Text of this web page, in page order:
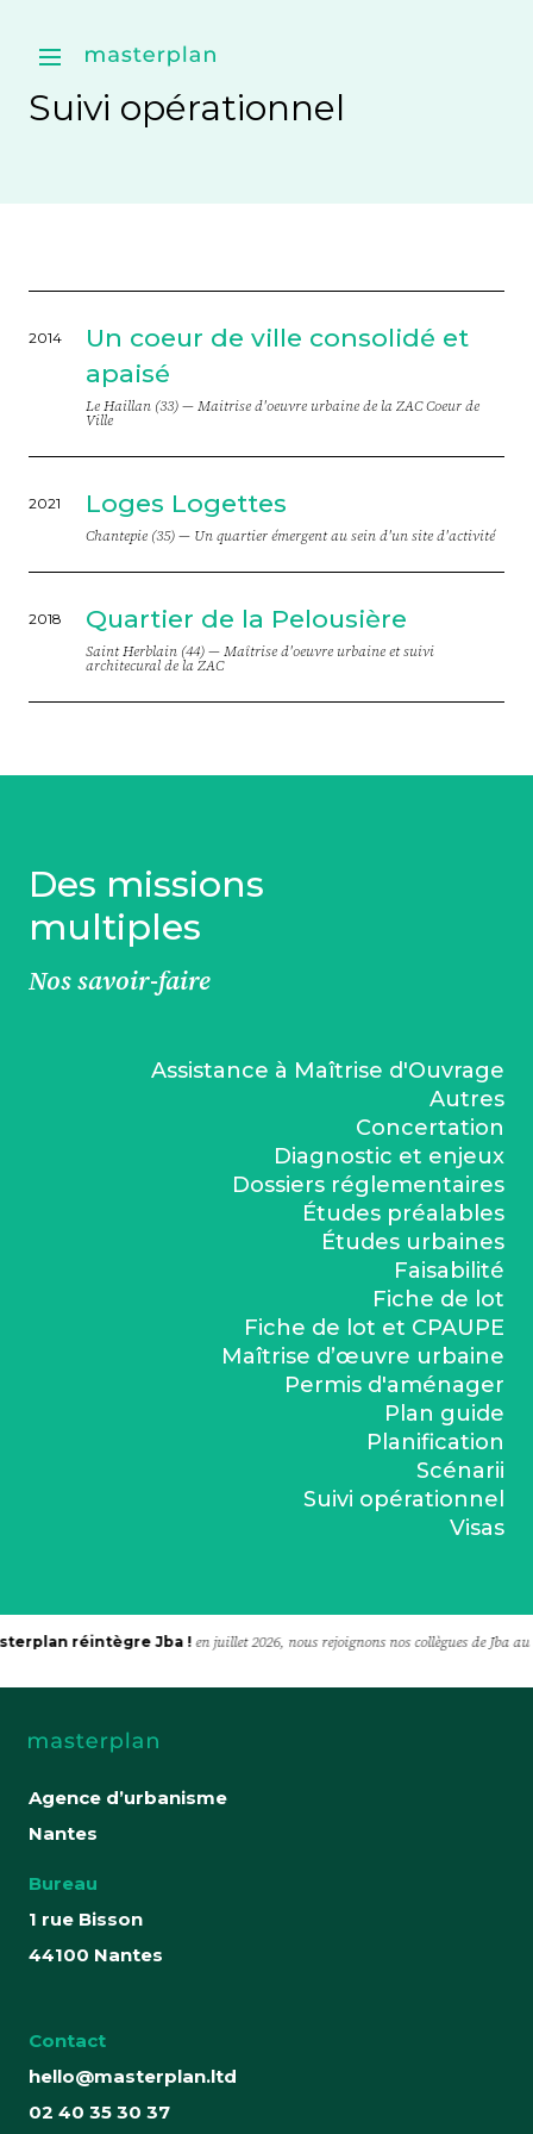
Suivi opérationnel
2014
Un coeur de ville consolidé et
apaisé
Le Haillan (33) —Maitrise d'oeuvre urbaine de la ZAC Coeur de
Ville
2021 Loges Logettes
Chantepie (35) — Un quartier émergent au sein d'un site d'activité
2018 Quartier de la Pelousière
Saint Herblain (44) —Maîtrise d'oeuvre urbaine et suivi
architecural de la ZAC
Des missions
multiples
Nos savoir-faire
Assistance à Maîtrise d'Ouvrage
Autres
Concertation
Diagnostic et enjeux
Dossiers réglementaires
Études préalables
Études urbaines
Faisabilité
Fiche de lot
Fiche de lot et CPAUPE
Maîtrise d’œuvre urbaine
Permis d'aménager
Plan guide
Planification
Scénarii
Suivi opérationnel
Visas
réintègre Jba ! en juillet 2026, nous rejoignons nos collègues de Jba
Agence d’urbanisme
Nantes
Bureau
1 rue Bisson
44100 Nantes
Contact
hello@masterplan.ltd
02 40 35 30 37